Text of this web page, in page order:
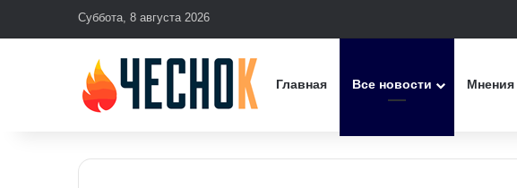
Суббота, 8 августа 2026
Главная Все новости Мнения